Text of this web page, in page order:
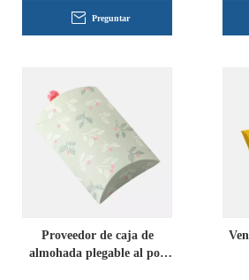
Preguntar
Proveedor de caja de
almohada plegable al por